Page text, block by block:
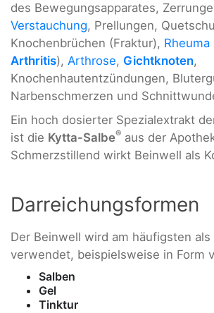
des Bewegungsapparates,
Verstauchung, Prellungen,
Knochenbrüchen (Fraktur), Rheuma
Arthritis), Arthrose, Gichtknoten,
Knochenhautentzündungen,
Narbenschmerzen und
Ein hoch dosierter Spezialextrakt
ist die Kytta-Salbe® aus der
Schmerzstillend wirkt Beinwell als
Darreichungsformen
Der Beinwell wird am häufigsten
verwendet, beispielsweise in Form
Salben
Gel
Tinktur